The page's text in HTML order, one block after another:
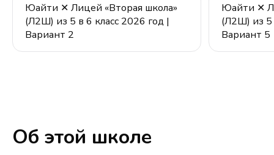
Юайти ✕ Лицей «Вторая школа»
(Л2Ш) из 5 в 6 класс 2026 год |
Вариант 2
Юайти ✕
(Л2Ш) из 5
Вариант 5
Об этой школе